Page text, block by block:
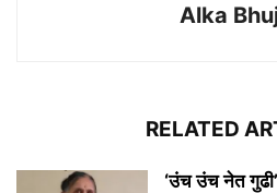
Alka
RELATED
‘उंच उंच नेत गुढी’